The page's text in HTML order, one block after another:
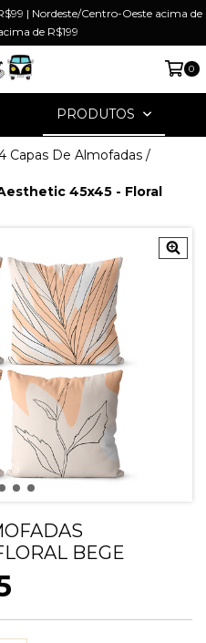
| Nordeste/Centro-Oeste acima de
de R$199
0
PRODUTOS
Capas De Almofadas /
45x45 - Floral
BEGE